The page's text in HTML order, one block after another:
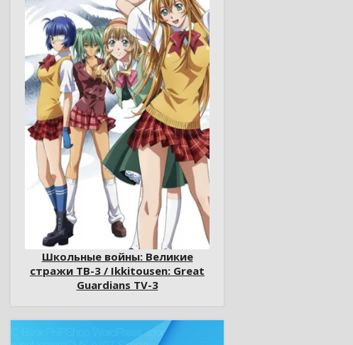
Школьные войны: Великие
стражи ТВ-3 / Ikkitousen: Great
Guardians TV-3